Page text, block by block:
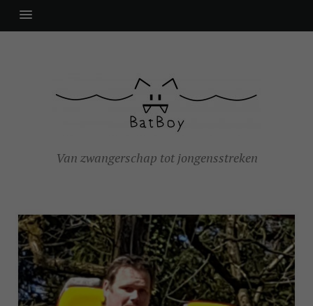
Van zwangerschap tot jongensstreken